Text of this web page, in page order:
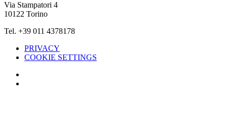
Via Stampatori 4
10122 Torino
Tel. +39 011 4378178
PRIVACY
COOKIE SETTINGS